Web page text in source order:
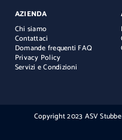
AZIENDA
Chi siamo
Contattaci
Domande frequenti FAQ
Privacy Policy
Servizi e Condizioni
Copyright 2023 ASV Stubbe